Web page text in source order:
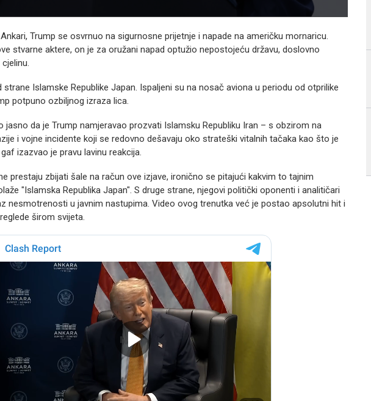
Trump se osvrnuo na sigurnosne prijetnje i napade na američku mornaricu.
stvarne aktere, on je za oružani napad optužio nepostojeću državu, doslovno
Islamske Republike Japan. Ispaljeni su na nosač aviona u periodu od otprilike
potpuno ozbiljnog izraza lica.
jasno da je Trump namjeravao prozvati Islamsku Republiku Iran – s obzirom na
i vojne incidente koji se redovno dešavaju oko strateški vitalnih tačaka kao što je
izazvao je pravu lavinu reakcija.
prestaju zbijati šale na račun ove izjave, ironično se pitajući kakvim to tajnim
"Islamska Republika Japan". S druge strane, njegovi politički oponenti i analitičari
nesmotrenosti u javnim nastupima. Video ovog trenutka već je postao apsolutni hit i
širom svijeta.